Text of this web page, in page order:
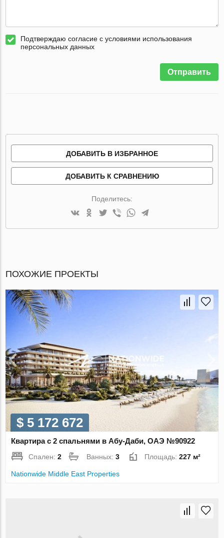
Подтверждаю согласие с условиями использования
персональных данных
Отправить
ДОБАВИТЬ В ИЗБРАННОЕ
ДОБАВИТЬ К СРАВНЕНИЮ
Поделитесь:
ПОХОЖИЕ ПРОЕКТЫ
$ 5 172 672
Квартира с 2 спальнями в Абу-Даби, ОАЭ №90922
Спален:2 Ванных:3 Площадь:227 м²
Nationwide Middle East Properties